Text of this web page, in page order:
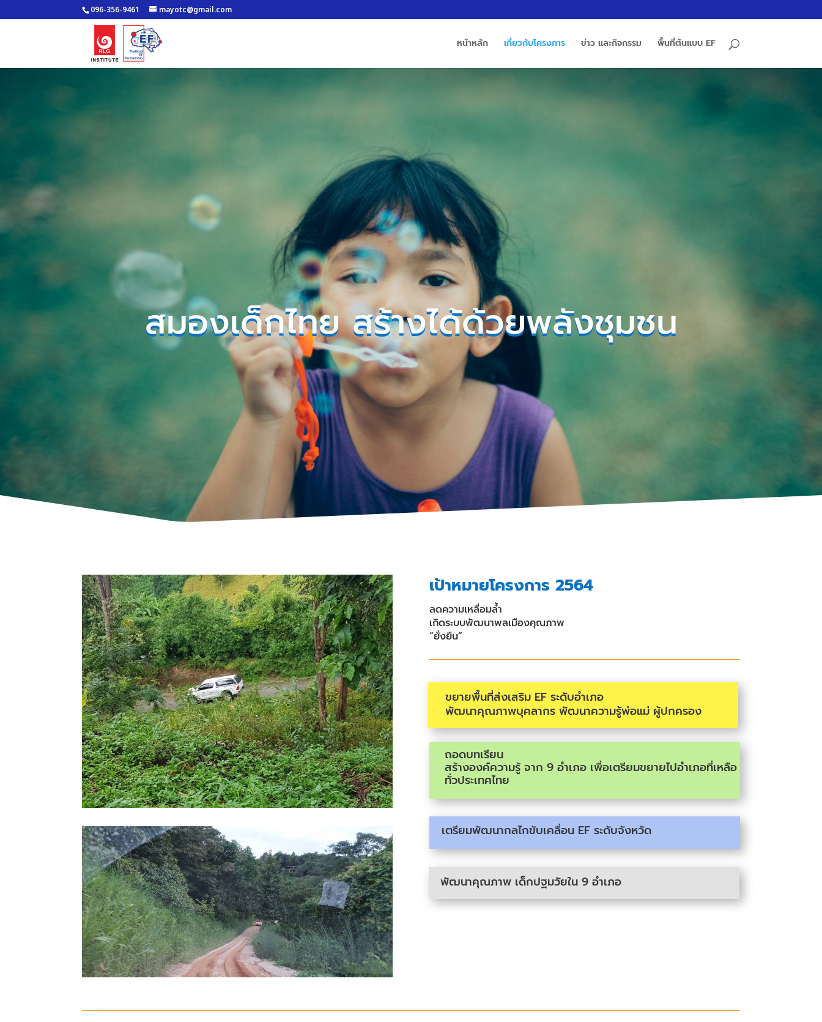
096-356-9461 mayotc@gmail.com
หน้าหลัก เกี่ยวกับโครงการ ข่าว และกิจกรรม พื้นที่ต้นแบบ EF
สมองเด็กไทย สร้างได้ด้วยพลังชุมชน
เป้าหมายโครงการ 2564
ลดความเหลื่อมล้ำ
เกิดระบบพัฒนาพลเมืองคุณภาพ
“ยั่งยืน”
ขยายพื้นที่ส่งเสริม EF ระดับอำเภอ
พัฒนาคุณภาพบุคลากร พัฒนาความรู้พ่อแม่ ผู้ปกครอง
ถอดบทเรียน
สร้างองค์ความรู้ จาก 9 อำเภอ เพื่อเตรียมขยายไปอำเภอที่เหลือ
ทั่วประเทศไทย
เตรียมพัฒนากลไกขับเคลื่อน EF ระดับจังหวัด
พัฒนาคุณภาพ เด็กปฐมวัยใน 9 อำเภอ